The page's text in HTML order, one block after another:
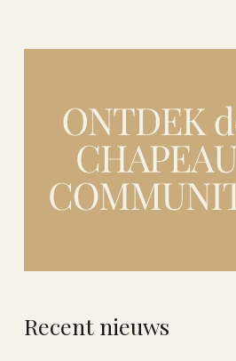
Recent nieuws